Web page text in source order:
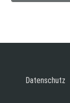
Datenschutz